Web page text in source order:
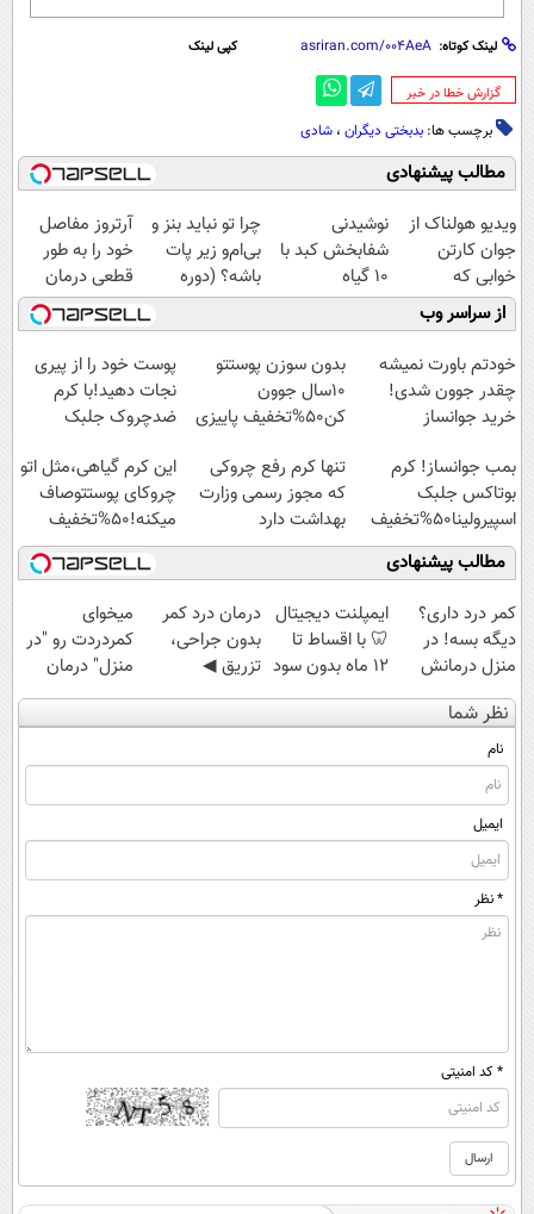
لینک کوتاه: کپی لینک
‌گزارش خطا در خبر
برچسب ها: بدبختی دیگران ، شادی
مطالب پیشنهادی
ویدیو هولناک از
جوان کارتن
خوابی که
میلیاردر شد.
آموزش رایگان
نوشیدنی
شفابخش کبد با
10 گیاه
موثر(تخفیف تا
امشب)
چرا تو نباید بنز و
بی‌ام‌و زیر پات
باشه؟ (دوره
رایگان درآمد
میلیاردی)
آرتروز مفاصل
خود را به طور
قطعی درمان
کنید!
◗پرسش‌نامه◖
از سراسر وب
خودتم باورت نمیشه
چقدر جوون شدی!
خرید جوانساز
ویژه
بدون سوزن پوستتو
10سال جوون
کن50%تخفیف پاییزی
پوست خود را از پیری
نجات دهید!با کرم
ضدچروک جلبک
بمب جوانساز! کرم
بوتاکس جلبک
اسپیرولینا50%تخفیف
تنها کرم رفع چروکی
که مجوز رسمی وزارت
بهداشت دارد
این کرم گیاهی،مثل اتو
چروکای پوستتوصاف
میکنه!50%تخفیف
مطالب پیشنهادی
کمر درد داری؟
دیگه بسه! در
منزل درمانش
کن
(◀پرسش‌نامه)
ایمپلنت دیجیتال
🦷 با اقساط تا
12 ماه بدون سود
و ضامن ✅
درمان درد کمر
بدون جراحی،
تزریق ◀
پرسش‌نامه رو پر
کن ▶
میخوای
کمردردت رو "در
منزل" درمان
کنی؟ (◂فیلم +
◂پرسش‌نامه)
نظر شما
نام
ایمیل
* نظر
* کد امنیتی